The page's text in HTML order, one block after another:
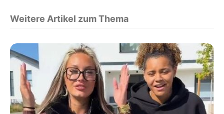
Weitere Artikel zum Thema